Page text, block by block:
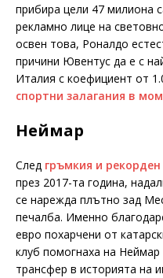
прибира цели 47 милиона
рекламно лице на
освен това, Роналдо
причини Ювентус да е с
Италия с коефициент от
спортни залагания в
Неймар
След гръмкия и
през 2017-та година,
се нарежда плътно зад
печалба. Именно
евро похарчени от
клуб помогнаха на
трансфер в историята на